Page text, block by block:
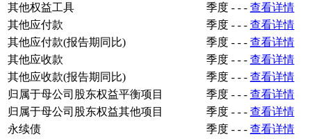
其他权益工具
季度 - - - 查看详情
其他应付款
季度 - - - 查看详情
其他应付款(报告期同比)
季度 - - - 查看详情
其他应收款
季度 - - - 查看详情
其他应收款(报告期同比)
季度 - - - 查看详情
归属于母公司股东权益平衡项目
季度 - - - 查看详情
归属于母公司股东权益其他项目
季度 - - - 查看详情
永续债
季度 - - - 查看详情